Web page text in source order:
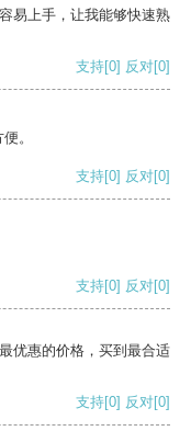
易上手，让我能够快速熟
支持[0] 反对[0]
。
支持[0] 反对[0]
支持[0] 反对[0]
优惠的价格，买到最合适
支持[0] 反对[0]